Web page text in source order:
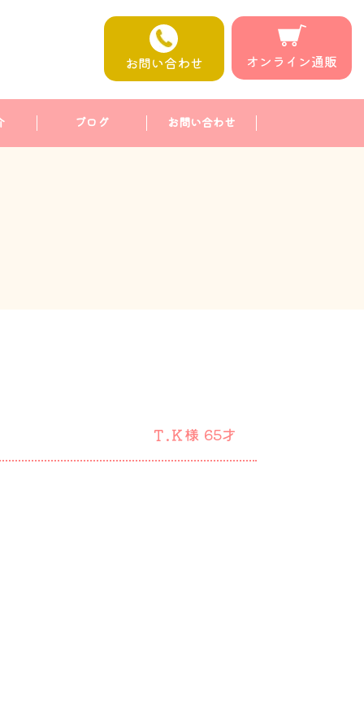
お問い合わせ オンライン通販
ブログ お問い合わせ
65才
Ｔ.Ｋ様